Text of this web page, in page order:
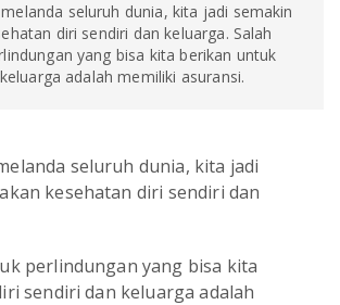
seluruh dunia, kita jadi semakin
diri sendiri dan keluarga. Salah
yang bisa kita berikan untuk
adalah memiliki asuransi.
seluruh dunia, kita jadi
kesehatan diri sendiri dan
perlindungan yang bisa kita
sendiri dan keluarga adalah